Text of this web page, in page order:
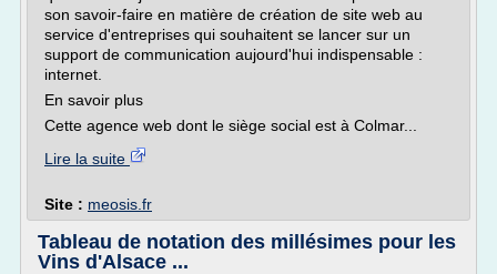
son savoir-faire en matière de création de site web au
service d'entreprises qui souhaitent se lancer sur un
support de communication aujourd'hui indispensable :
internet.
En savoir plus
Cette agence web dont le siège social est à Colmar...
Lire la suite
Site : meosis.fr
Tableau de notation des millésimes pour les
Vins d'Alsace ...